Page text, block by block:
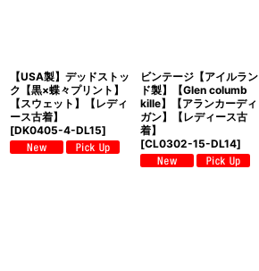
【USA製】デッドストッ
ク【黒×蝶々プリント】
【スウェット】【レディ
ース古着】
[DK0405-4-DL15]
ビンテージ【アイルラン
ド製】【Glen columb
kille】【アランカーディ
ガン】【レディース古
着】
[CL0302-15-DL14]